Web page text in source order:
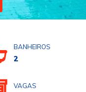
BANHEIROS
2
VAGAS